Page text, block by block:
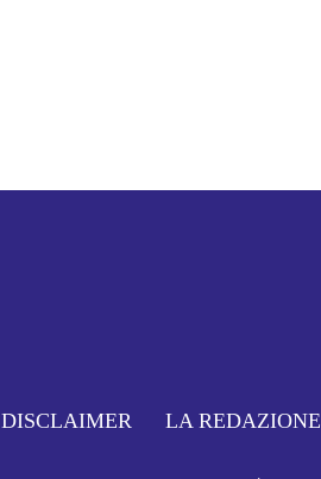
DISCLAIMER LA REDAZIONE